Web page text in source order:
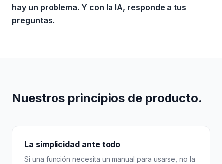
hay un problema. Y con la IA, responde a tus
preguntas.
Nuestros principios de producto.
La simplicidad ante todo
Si una función necesita un manual para usarse, no la